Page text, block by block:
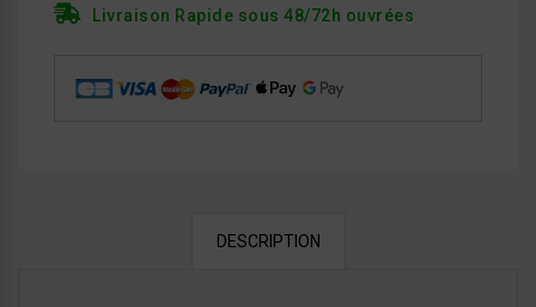
Livraison Rapide sous 48/72h ouvrées
DESCRIPTION